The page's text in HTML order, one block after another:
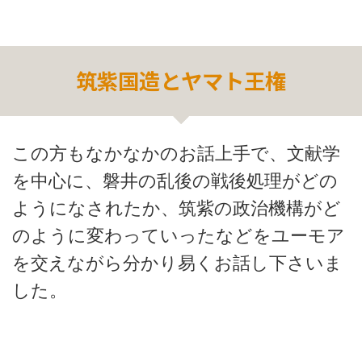
筑紫国造とヤマト王権
この方もなかなかのお話上手で、文献学
を中心に、磐井の乱後の戦後処理がどの
ようになされたか、筑紫の政治機構がど
のように変わっていったなどをユーモア
を交えながら分かり易くお話し下さいま
した。